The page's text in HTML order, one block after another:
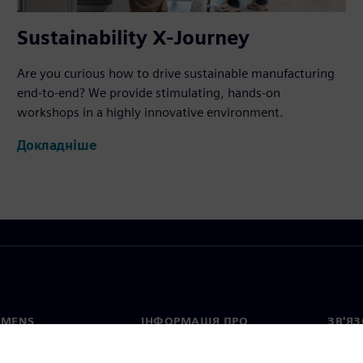
Sustainability X-Journey
Are you curious how to drive sustainable manufacturing
end-to-end? We provide stimulating, hands-on
workshops in a highly innovative environment.
Докладніше
ІНФОРМАЦІЯ ПРО